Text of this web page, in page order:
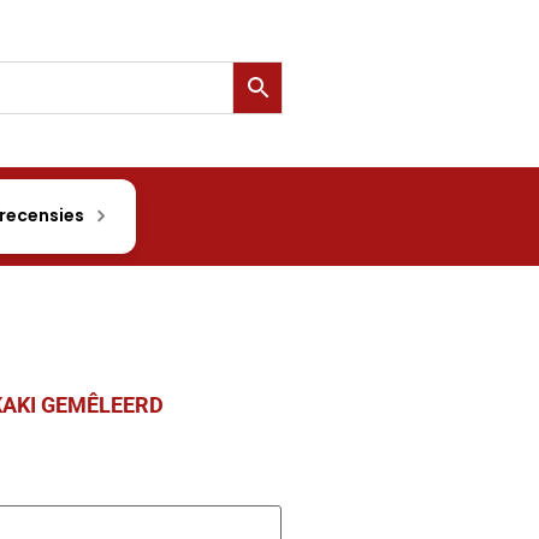
recensies
GEMÊLEERD